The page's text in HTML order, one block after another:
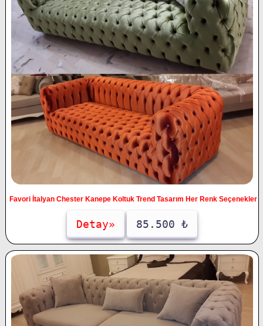
Favori İtalyan Chester Kanepe Koltuk Trend Tasarım Her Renk Seçenekler
Detay» 85.500 ₺